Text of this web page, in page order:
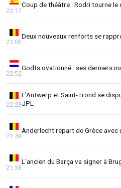
Coup de théâtre : Rodri tourne le
23:17
Deux nouveaux renforts se
23:06
Godts ovationné : ses derniers
22:52
L'Antwerp et Saint-Trond se
JPL
22:23
Anderlecht repart de Grèce avec
21:49
L'ancien du Barça va signer à
21:38